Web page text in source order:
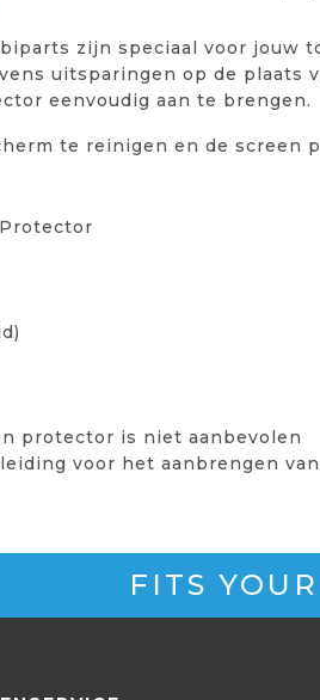
zijn speciaal voor jouw
uitsparingen op de plaats
eenvoudig aan te brengen.
te reinigen en de screen
protector is niet aanbevolen
voor het aanbrengen
FITS